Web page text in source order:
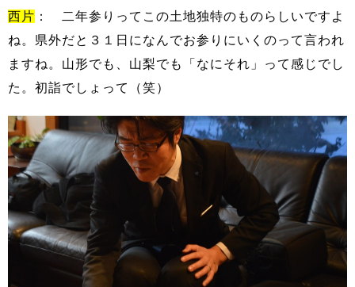
西片 ： 二年参りってこの土地独特のものらしいですよ
ね。県外だと３１日になんでお参りにいくのって言われ
ますね。山形でも、山梨でも「なにそれ」って感じでし
た。初詣でしょって（笑）